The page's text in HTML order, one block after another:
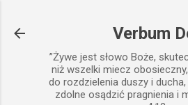
Verbum
”Żywe jest słowo Boże,
niż wszelki miecz
do rozdzielenia duszy i
zdolne osądzić pragnienia i